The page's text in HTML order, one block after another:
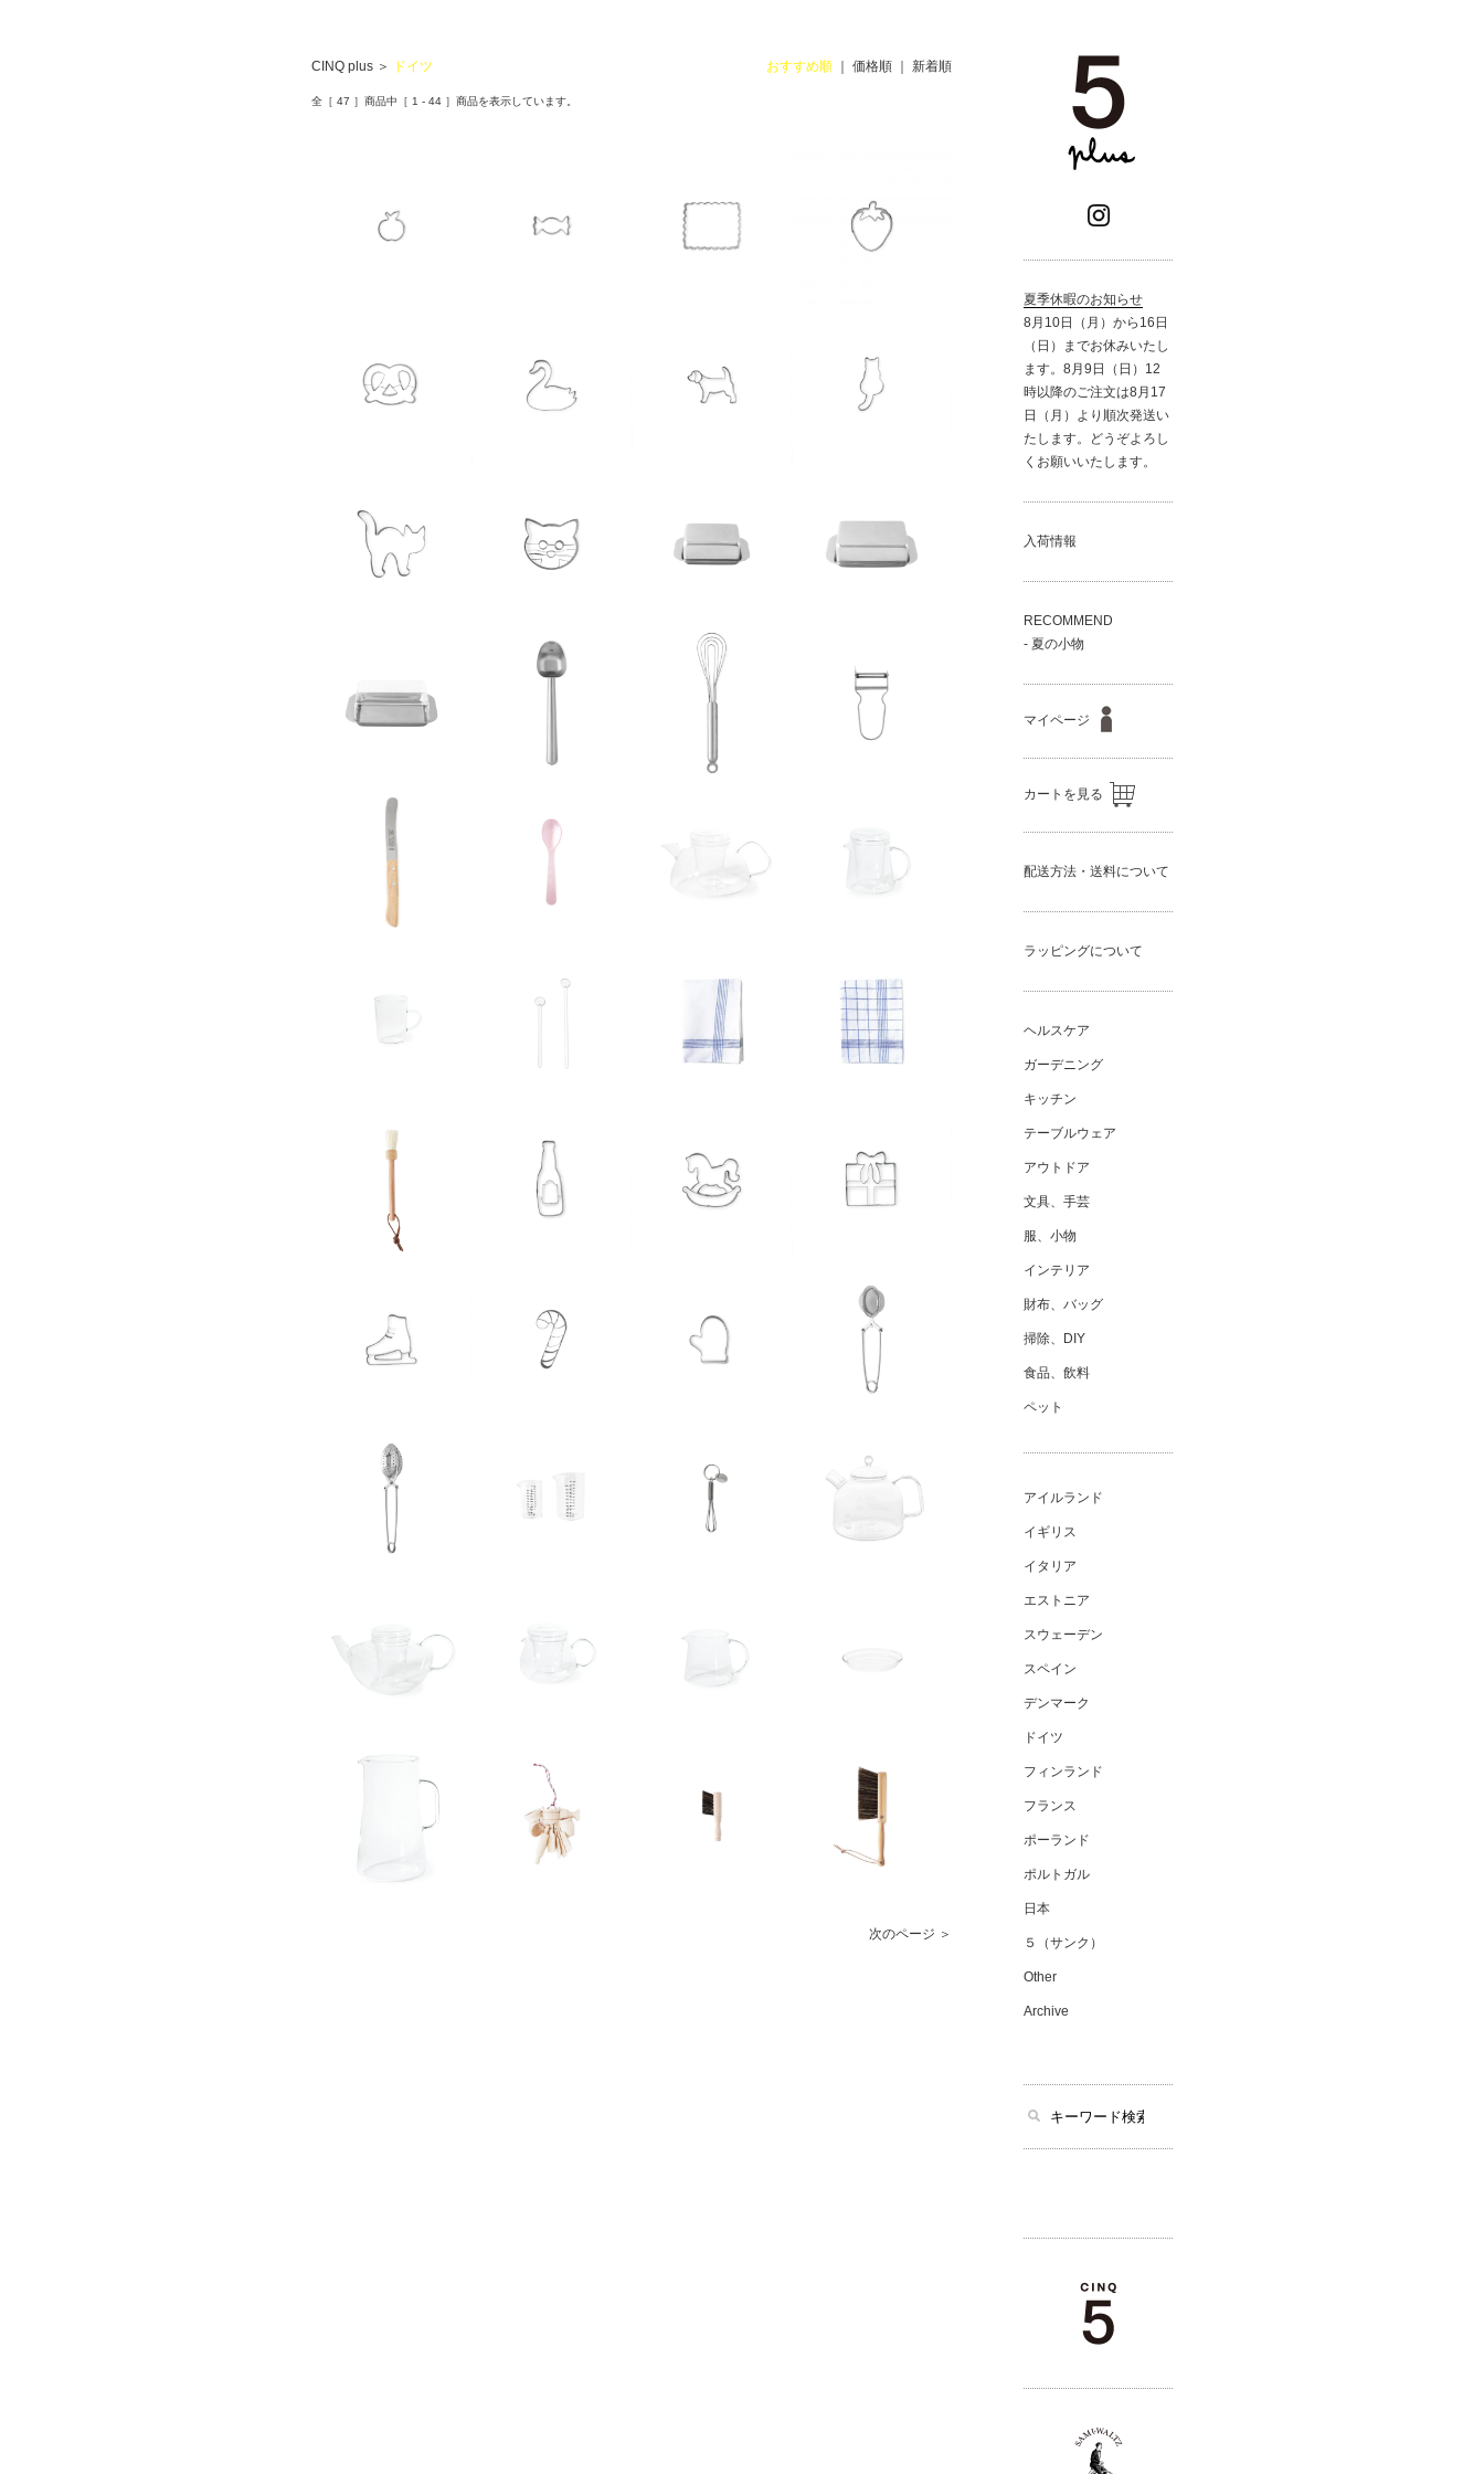
CINQ plus ＞ ドイツ おすすめ順 価格順 新着順
全［ 47 ］商品中［ 1 - 44 ］商品を表示しています。
次のページ ＞
夏季休暇のお知らせ
8月10日（月）から16日
（日）までお休みいたし
ます。8月9日（日）12
時以降のご注文は8月17
日（月）より順次発送い
たします。どうぞよろし
くお願いいたします。
入荷情報
RECOMMEND
- 夏の小物
マイページ
カートを見る
配送方法・送料について
ラッピングについて
ヘルスケア
ガーデニング
キッチン
テーブルウェア
アウトドア
文具、手芸
服、小物
インテリア
財布、バッグ
掃除、DIY
食品、飲料
ペット
アイルランド
イギリス
イタリア
エストニア
スウェーデン
スペイン
デンマーク
ドイツ
フィンランド
フランス
ポーランド
ポルトガル
日本
５（サンク）
Other
Archive